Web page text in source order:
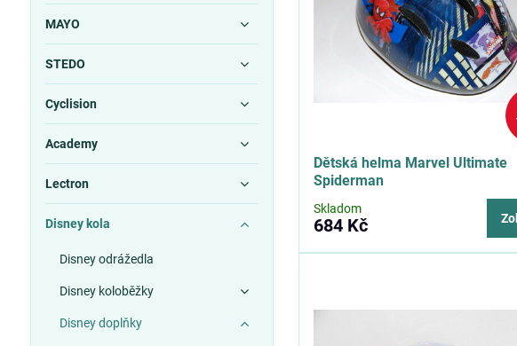
Dětská helma Marvel Ultimate
Spiderman
Skladom
684 Kč
MAYO
STEDO
Cyclision
Academy
Lectron
Disney kola
Disney odrážedla
Disney koloběžky
Disney doplňky